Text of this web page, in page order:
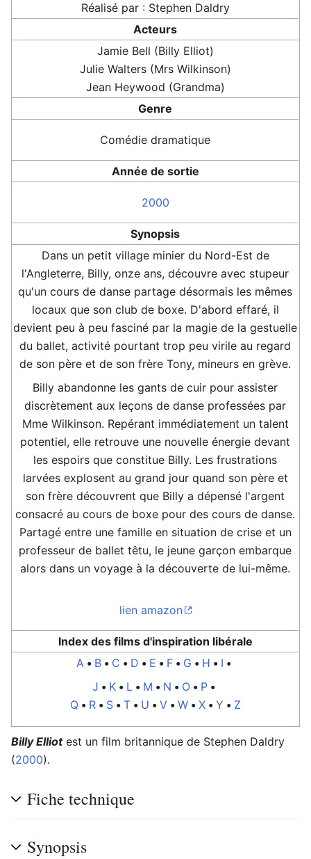
Réalisé par : Stephen Daldry
Acteurs
Jamie Bell (Billy Elliot)
Julie Walters (Mrs Wilkinson)
Jean Heywood (Grandma)
Genre
Comédie dramatique
Année de sortie
2000
Synopsis
Dans un petit village minier du Nord-Est de
l'Angleterre, Billy, onze ans, découvre avec stupeur
qu'un cours de danse partage désormais les mêmes
locaux que son club de boxe. D'abord effaré, il
devient peu à peu fasciné par la magie de la gestuelle
du ballet, activité pourtant trop peu virile au regard
de son père et de son frère Tony, mineurs en grève.
Billy abandonne les gants de cuir pour assister
discrètement aux leçons de danse professées par
Mme Wilkinson. Repérant immédiatement un talent
potentiel, elle retrouve une nouvelle énergie devant
les espoirs que constitue Billy. Les frustrations
larvées explosent au grand jour quand son père et
son frère découvrent que Billy a dépensé l'argent
consacré au cours de boxe pour des cours de danse.
Partagé entre une famille en situation de crise et un
professeur de ballet têtu, le jeune garçon embarque
alors dans un voyage à la découverte de lui-même.
lien amazon
Index des films d'inspiration libérale
A • B • C • D • E • F • G • H • I •
J • K • L • M • N • O • P •
Q• R• S• T• U • V• W• X• Y • Z
Billy Elliotest un film britannique de Stephen Daldry
(2000).
Fiche technique
Synopsis